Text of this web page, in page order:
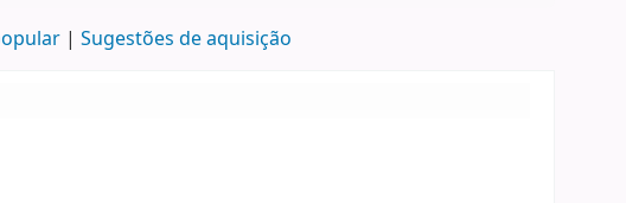
Sugestões de aquisição